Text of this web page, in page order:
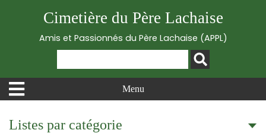
Cimetière du Père Lachaise
Amis et Passionnés du Père Lachaise (APPL)
Menu
Listes par catégorie